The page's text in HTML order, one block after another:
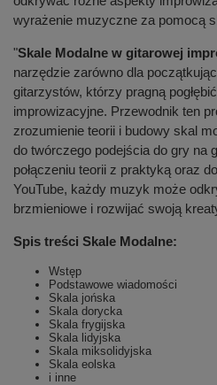
wyrażenie muzyczne za pomocą
"Skale Modalne w gitarowej
narzędzie zarówno dla
gitarzystów, którzy pragną
improwizacyjne. Przewodnik ten
zrozumienie teorii i budowy skal
do twórczego podejścia do gry na
połączeniu teorii z praktyką oraz
YouTube, każdy muzyk może
brzmieniowe i rozwijać swoją
Spis treści Skale Modalne:
Wstęp
Podstawowe wiadomości
Skala jońska
Skala dorycka
Skala frygijska
Skala lidyjska
Skala miksolidyjska
Skala eolska
i inne